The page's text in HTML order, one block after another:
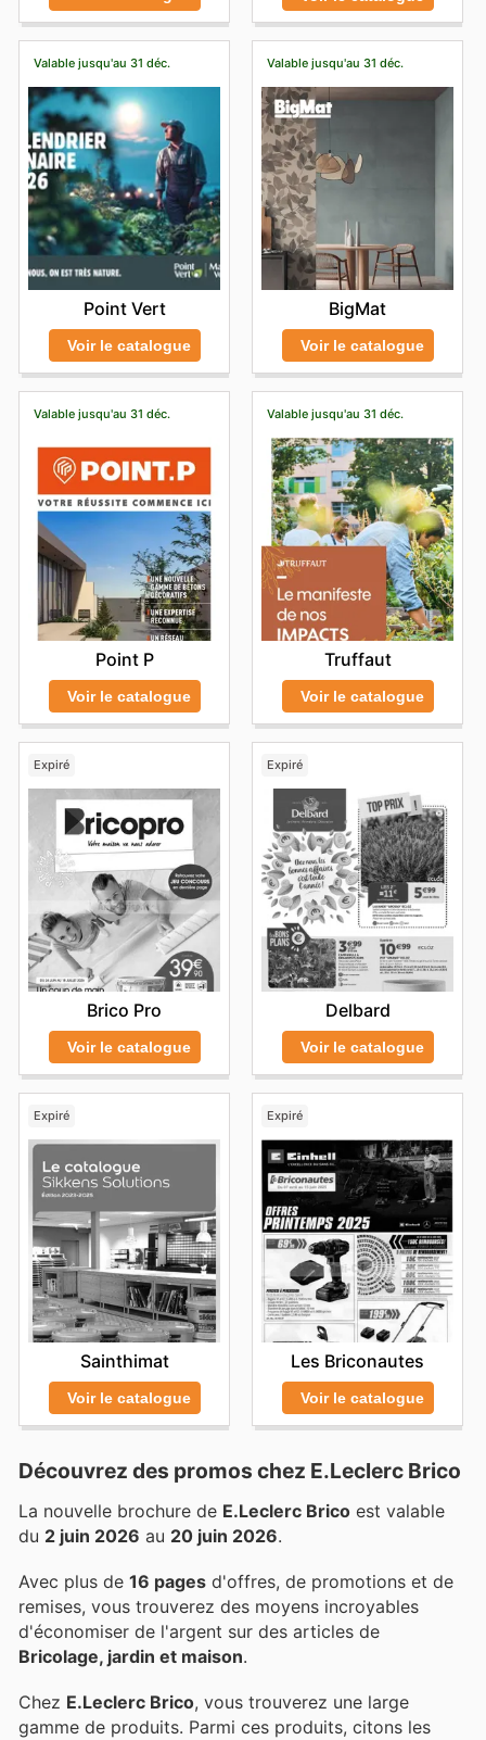
Valable jusqu'au 31 déc.
Point Vert
Voir le catalogue
Valable jusqu'au 31 déc.
BigMat
Voir le catalogue
Valable jusqu'au 31 déc.
Point P
Voir le catalogue
Valable jusqu'au 31 déc.
Truffaut
Voir le catalogue
Expiré
Brico Pro
Voir le catalogue
Expiré
Delbard
Voir le catalogue
Expiré
Sainthimat
Voir le catalogue
Expiré
Les Briconautes
Voir le catalogue
Découvrez des promos chez E.Leclerc Brico
La nouvelle brochure de E.Leclerc Brico est valable
du 2 juin 2026 au 20 juin 2026.
Avec plus de 16 pages d'offres, de promotions et de
remises, vous trouverez des moyens incroyables
d'économiser de l'argent sur des articles de
Bricolage, jardin et maison.
Chez E.Leclerc Brico, vous trouverez une large
gamme de produits. Parmi ces produits, citons les